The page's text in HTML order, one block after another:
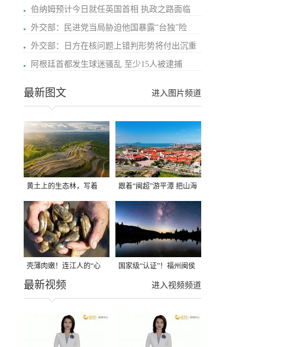
伯纳姆预计今日就任英国首相 执政之路面临
外交部：民进党当局胁迫他国暴露“台独”险
外交部：日方在核问题上错判形势将付出沉重
阿根廷首都发生球迷骚乱 至少15人被逮捕
进入图片频道
最新图文
黄土上的生态林，写着
“闽宁一家亲”
跟着“闽超”游平潭 把山海
装进明信片
壳薄肉嫩！连江人的“心
头好”新鲜上市！
国家级“认证”！福州闽侯
县大湖乡星空太美了！
进入视频频道
最新视频